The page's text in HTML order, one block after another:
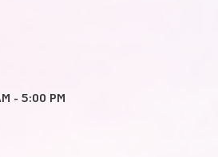
- 5:00 PM